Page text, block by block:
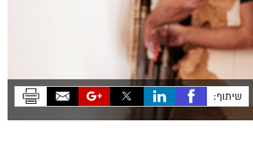
שיתוף: